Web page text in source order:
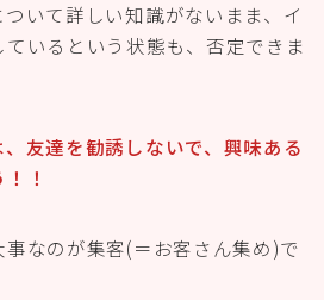
いて詳しい知識がないまま、イ
いるという状態も、否定できま
友達を勧誘しないで、興味ある
！
なのが集客(＝お客さん集め)で